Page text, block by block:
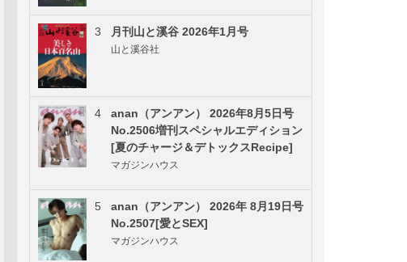
3 月刊山と溪谷 2026年1月号
山と溪谷社
4
anan（アンアン） 2026年8月5日号
No.2506増刊スペシャルエディション
[夏のチャージ＆デトックスRecipe]
マガジンハウス
5
anan（アンアン） 2026年 8月19日号
No.2507[愛とSEX]
マガジンハウス